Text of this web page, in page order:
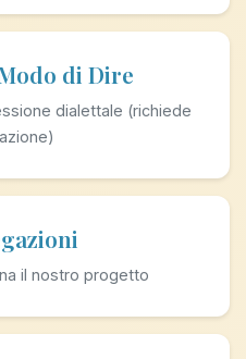
di Dire
dialettale (richiede
il nostro progetto